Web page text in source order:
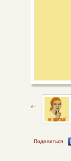
Поделиться